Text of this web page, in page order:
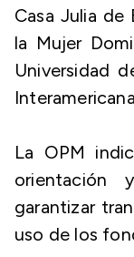
Casa Julia
la Mujer
Universidad
La OPM
orientación
garantizar
uso de los